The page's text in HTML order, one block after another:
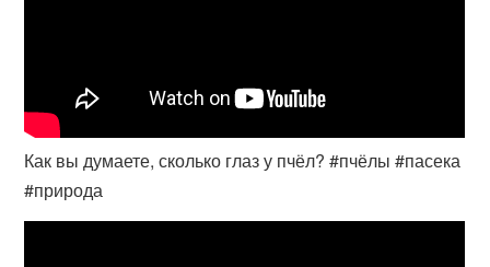
Как вы думаете, сколько глаз у пчёл? #пчёлы #пасека
#природа